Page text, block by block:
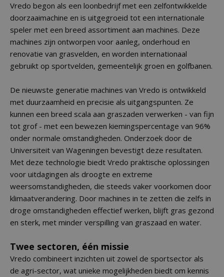
Vredo begon als een loonbedrijf met een zelfontwikkelde
doorzaaimachine en is uitgegroeid tot een internationale
speler met een breed assortiment aan machines. Deze
machines zijn ontworpen voor aanleg, onderhoud en
renovatie van grasvelden, en worden internationaal
gebruikt op sportvelden, gemeentelijk groen en golfbanen.
De nieuwste generatie machines van Vredo is ontwikkeld
met duurzaamheid en precisie als uitgangspunten. Ze
kunnen een breed scala aan graszaden verwerken - van fijn
tot grof - met een bewezen kiemingspercentage van 96%
onder normale omstandigheden. Onderzoek door de
Universiteit van Wageningen bevestigt deze resultaten.
Met deze technologie biedt Vredo praktische oplossingen
voor uitdagingen als droogte en extreme
weersomstandigheden, die steeds vaker voorkomen door
klimaatverandering. Door machines in te zetten die zelfs in
droge omstandigheden effectief werken, blijft gras gezond
en sterk, met minder verspilling van graszaad en water.
Twee sectoren, één missie
Vredo combineert inzichten uit zowel de sportsector als
de agri-sector, wat unieke mogelijkheden biedt om kennis